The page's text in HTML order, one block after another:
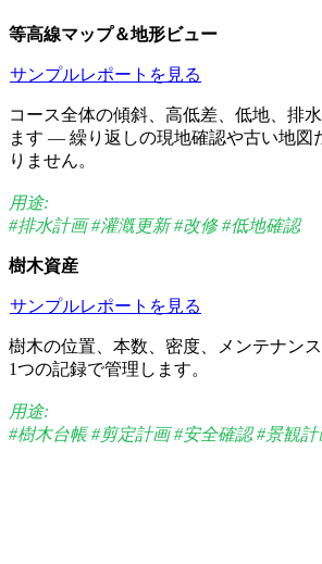
等高線マップ＆地形ビュー
サンプルレポートを見る
コース全体の傾斜、高低差、低地、排
ます — 繰り返しの現地確認や古い地図
りません。
用途:
#排水計画 #灌漑更新 #改修 #低地確認
樹木資産
サンプルレポートを見る
樹木の位置、本数、密度、メンテナン
1つの記録で管理します。
用途:
#樹木台帳 #剪定計画 #安全確認 #景観